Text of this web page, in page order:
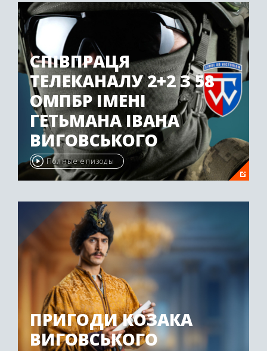
Год: 2024
СПІВПРАЦЯ
ТЕЛЕКАНАЛУ 2+2 З 58
ОМПБР ІМЕНІ
ГЕТЬМАНА ІВАНА
ВИГОВСЬКОГО
Полные епизоды
ПРИГОДИ КОЗАКА
ВИГОВСЬКОГО